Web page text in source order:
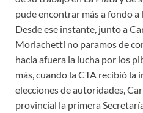
pude encontrar más a fondo
Desde ese instante, junto a
Morlachetti no paramos de
hacia afuera la lucha por los
más, cuando la CTA recibió la
elecciones de autoridades,
provincial la primera